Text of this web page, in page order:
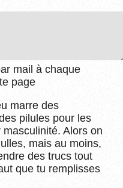
mail à chaque
page
marre des
pilules pour les
Alors on
mais au moins,
des trucs tout
que tu remplisses